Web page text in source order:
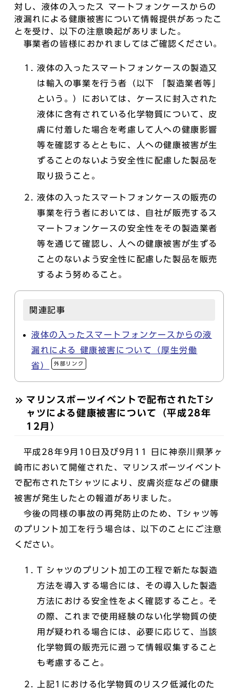
対し、液体の入ったス マートフォンケースからの
液漏れによる健康被害について情報提供があったこ
とを受け、以下の注意喚起がありました。
事業者の皆様におかれましてはご確認ください。
液体の入ったスマートフォンケースの製造又
は輸入の事業を行う者（以下 「製造業者等」
という。）においては、ケースに封入された
液体に含有されている化学物質について、皮
膚に付着した場合を考慮して人への健康影響
等を確認するとともに、人への健康被害が生
ずることのないよう安全性に配慮した製品を
取り扱うこと。
液体の入ったスマートフォンケースの販売の
事業を行う者においては、自社が販売するス
マートフォンケースの安全性をその製造業者
等を通じて確認し、人への健康被害が生ずる
ことのないよう安全性に配慮した製品を販売
するよう努めること。
関連記事
液体の入ったスマートフォンケースからの液
漏れによる 健康被害について（厚生労働
省）
外部リンク
マリンスポーツイベントで配布されたTシ
ャツによる健康被害について（平成28年
12月）
平成28年9月10日及び9月11 日に神奈川県茅ヶ
崎市において開催された、マリンスポーツイベント
で配布されたTシャツにより、皮膚炎症などの健康
被害が発生したとの報道がありました。
今後の同様の事故の再発防止のため、Tシャツ等
のプリント加工を行う場合は、以下のことにご注意
ください。
T シャツのプリント加工の工程で新たな製造
方法を導入する場合には、その導入した製造
方法における安全性をよく確認すること。そ
の際、これまで使用経験のない化学物質の使
用が疑われる場合には、必要に応じて、当該
化学物質の販売元に遡って情報収集すること
も考慮すること。
上記1における化学物質のリスク低減化のた